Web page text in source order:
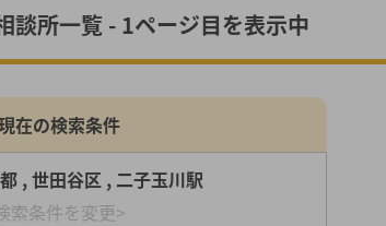
談所一覧 - 1ページ目を表示中
在の検索条件
, 世田谷区 , 二子玉川駅
索条件を変更>